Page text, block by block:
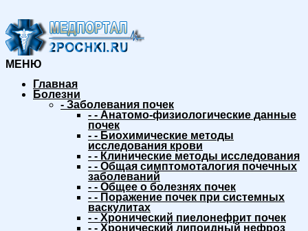
МЕНЮ
Главная
Болезни
- Заболевания почек
- - Анатомо-физиологические данные
почек
- - Биохимические методы
исследования крови
- - Клинические методы исследования
- - Общая симптомоталогия почечных
заболеваний
- - Общее о болезнях почек
- - Поражение почек при системных
васкулитах
- - Хронический пиелонефрит почек
- - Хронический липоидный нефроз